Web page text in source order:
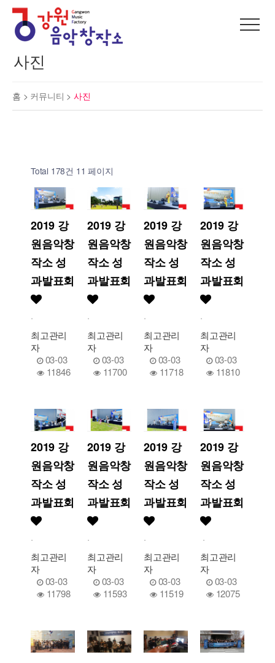
사진
홈 > 커뮤니티 > 사진
Total 178건 11 페이지
2019 강
원음악창
작소 성
과발표회
.
최고관리
자
03-03
11846
2019 강
원음악창
작소 성
과발표회
.
최고관리
자
03-03
11700
2019 강
원음악창
작소 성
과발표회
.
최고관리
자
03-03
11718
2019 강
원음악창
작소 성
과발표회
.
최고관리
자
03-03
11810
2019 강
원음악창
작소 성
과발표회
.
최고관리
자
03-03
11798
2019 강
원음악창
작소 성
과발표회
.
최고관리
자
03-03
11593
2019 강
원음악창
작소 성
과발표회
.
최고관리
자
03-03
11519
2019 강
원음악창
작소 성
과발표회
.
최고관리
자
03-03
12075